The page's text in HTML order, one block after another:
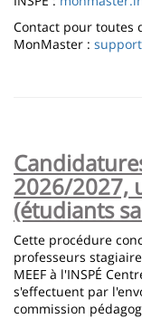
Contact pour toutes
MonMaster :
2026/2027,
(étudiants
Cette procédure
professeurs
MEEF à l'INSPÉ
s'effectuent par
commission